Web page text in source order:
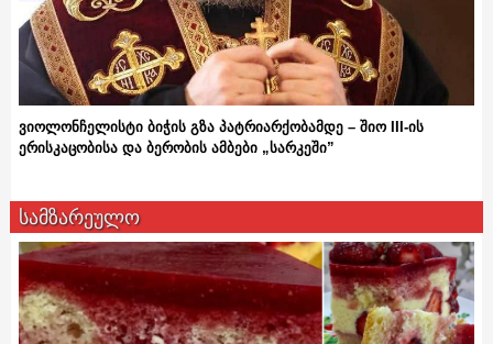
ვიოლონჩელისტი ბიჭის გზა პატრიარქობამდე – შიო III-ის
ერისკაცობისა და ბერობის ამბები „სარკეში”
სამზარეულო